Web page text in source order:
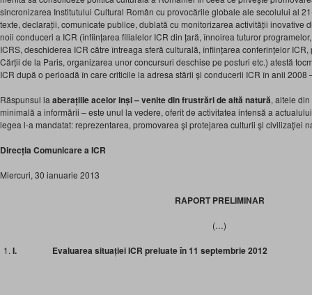
sincronizarea Institutului Cultural Român cu provocările globale ale secolului al
texte, declarații, comunicate publice, dublată cu monitorizarea activității inovative
noii conduceri a ICR (înființarea filialelor ICR din țară, înnoirea tuturor
ICRS, deschiderea ICR către întreaga sferă culturală, înființarea conferințelor
Cărții de la Paris, organizarea unor concursuri deschise pe posturi etc.) atestă
ICR după o perioadă în care criticile la adresa stării și conducerii ICR în anii 2008
Răspunsul la aberațiile acelor inși – venite din frustrări de altă natură, altele
minimală a informării – este unul la vedere, oferit de activitatea intensă a
legea l-a mandatat: reprezentarea, promovarea şi protejarea culturii şi civilizaţiei
Direcția Comunicare a ICR
Miercuri, 30 ianuarie 2013
RAPORT PRELIMINAR
(…)
I. Evaluarea situației ICR preluate în 11 septembrie 2012